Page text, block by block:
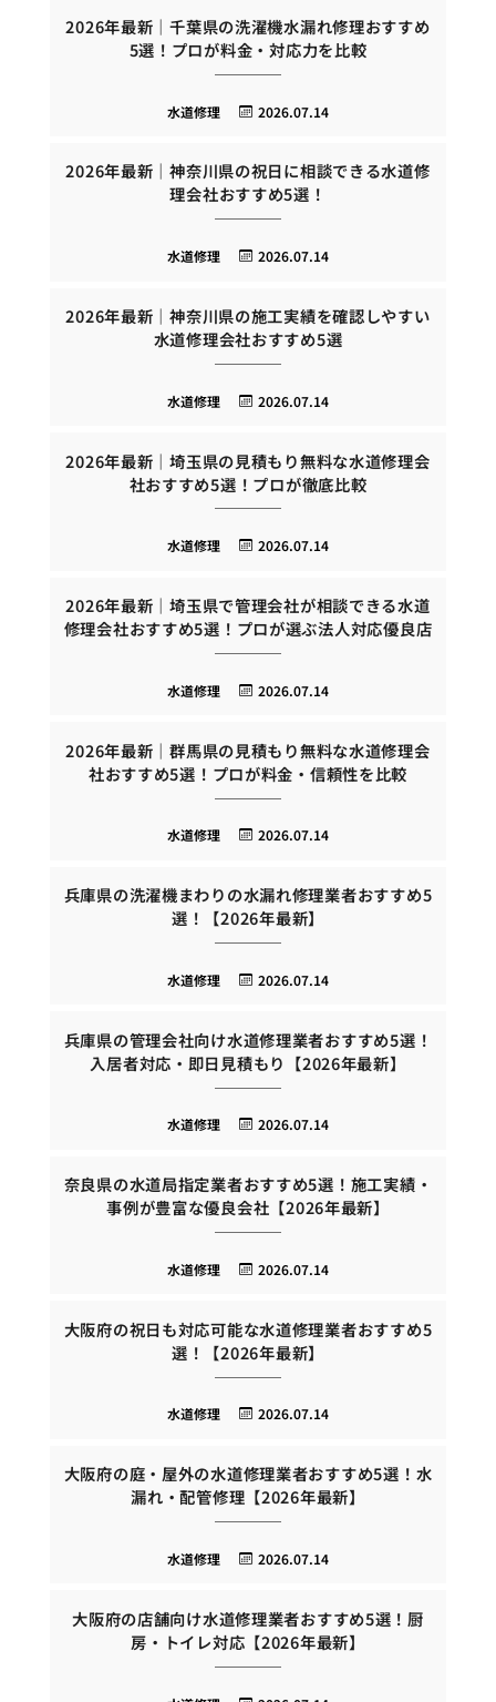
2026年最新｜千葉県の洗濯機水漏れ修理おすすめ
5選！プロが料金・対応力を比較
2026.07.14
水道修理
2026年最新｜神奈川県の祝日に相談できる水道修
理会社おすすめ5選！
2026.07.14
水道修理
2026年最新｜神奈川県の施工実績を確認しやすい
水道修理会社おすすめ5選
2026.07.14
水道修理
2026年最新｜埼玉県の見積もり無料な水道修理会
社おすすめ5選！プロが徹底比較
2026.07.14
水道修理
2026年最新｜埼玉県で管理会社が相談できる水道
修理会社おすすめ5選！プロが選ぶ法人対応優良店
2026.07.14
水道修理
2026年最新｜群馬県の見積もり無料な水道修理会
社おすすめ5選！プロが料金・信頼性を比較
2026.07.14
水道修理
兵庫県の洗濯機まわりの水漏れ修理業者おすすめ5
選！【2026年最新】
2026.07.14
水道修理
兵庫県の管理会社向け水道修理業者おすすめ5選！
入居者対応・即日見積もり【2026年最新】
2026.07.14
水道修理
奈良県の水道局指定業者おすすめ5選！施工実績・
事例が豊富な優良会社【2026年最新】
2026.07.14
水道修理
大阪府の祝日も対応可能な水道修理業者おすすめ5
選！【2026年最新】
2026.07.14
水道修理
大阪府の庭・屋外の水道修理業者おすすめ5選！水
漏れ・配管修理【2026年最新】
2026.07.14
水道修理
大阪府の店舗向け水道修理業者おすすめ5選！厨
房・トイレ対応【2026年最新】